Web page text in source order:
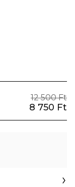
12 500 Ft
8 750 Ft